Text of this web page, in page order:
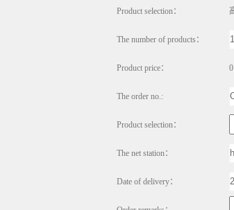
Product selection：
The number of products：
Product price： 0
The order no.:
Product selection：
The net station：
Date of delivery：